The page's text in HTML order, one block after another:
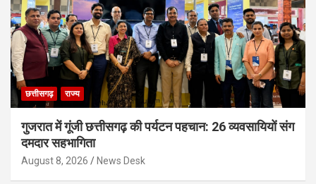
छत्तीसगढ़ राज्य
गुजरात में गूंजी छत्तीसगढ़ की पर्यटन पहचान: 26 व्यवसायियों संग
दमदार सहभागिता
August 8, 2026 News Desk